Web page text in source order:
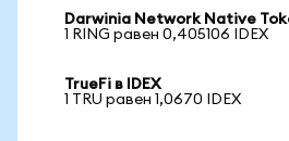
Darwinia Network Native
1 RING равен 0,405106 IDEX
TrueFi в IDEX
1 TRU равен 1,0670 IDEX